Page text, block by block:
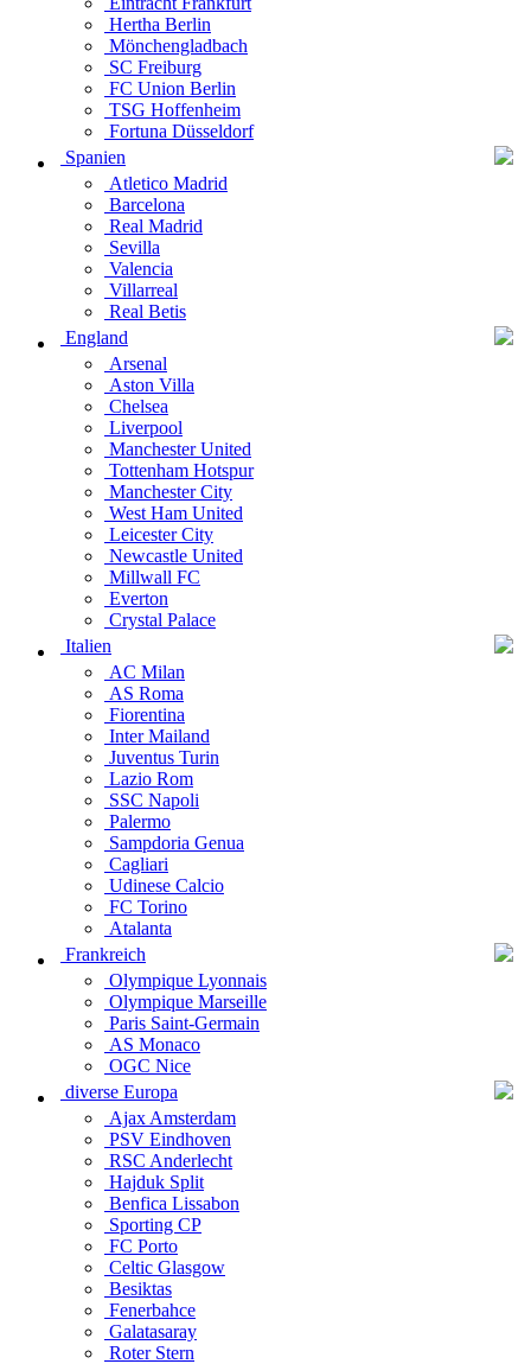
Hertha Berlin
Mönchengladbach
SC Freiburg
FC Union Berlin
TSG Hoffenheim
Fortuna Düsseldorf
Spanien
Atletico Madrid
Barcelona
Real Madrid
Sevilla
Valencia
Villarreal
Real Betis
England
Arsenal
Aston Villa
Chelsea
Liverpool
Manchester United
Tottenham Hotspur
Manchester City
West Ham United
Leicester City
Newcastle United
Millwall FC
Everton
Crystal Palace
Italien
AC Milan
AS Roma
Fiorentina
Inter Mailand
Juventus Turin
Lazio Rom
SSC Napoli
Palermo
Sampdoria Genua
Cagliari
Udinese Calcio
FC Torino
Atalanta
Frankreich
Olympique Lyonnais
Olympique Marseille
Paris Saint-Germain
AS Monaco
OGC Nice
diverse Europa
Ajax Amsterdam
PSV Eindhoven
RSC Anderlecht
Hajduk Split
Benfica Lissabon
Sporting CP
FC Porto
Celtic Glasgow
Besiktas
Fenerbahce
Galatasaray
Roter Stern